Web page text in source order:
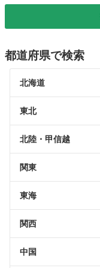
都道府県で検索
北海道
東北
北陸・甲信越
関東
東海
関西
中国